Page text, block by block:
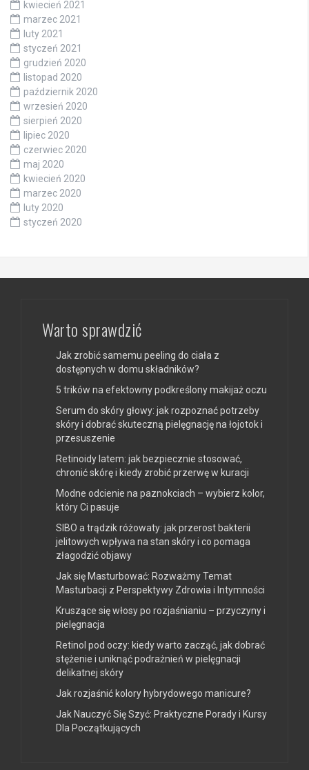
kwiecień 2021
marzec 2021
luty 2021
styczeń 2021
grudzień 2020
listopad 2020
październik 2020
wrzesień 2020
sierpień 2020
lipiec 2020
czerwiec 2020
maj 2020
kwiecień 2020
marzec 2020
luty 2020
styczeń 2020
Warto sprawdzić
Jak zrobić samemu peeling do ciała z
dostępnych w domu składników?
5 trików na efektowny podkreślony makijaż oczu
Serum do skóry głowy: jak rozpoznać potrzeby
skóry i dobrać skuteczną pielęgnację na łojotok i
przesuszenie
Retinoidy latem: jak bezpiecznie stosować,
chronić skórę i kiedy zrobić przerwę w kuracji
Modne odcienie na paznokciach – wybierz kolor,
który Ci pasuje
SIBO a trądzik różowaty: jak przerost bakterii
jelitowych wpływa na stan skóry i co pomaga
złagodzić objawy
Jak się Masturbować: Rozważmy Temat
Masturbacji z Perspektywy Zdrowia i Intymności
Kruszące się włosy po rozjaśnianiu – przyczyny i
pielęgnacja
Retinol pod oczy: kiedy warto zacząć, jak dobrać
stężenie i uniknąć podrażnień w pielęgnacji
delikatnej skóry
Jak rozjaśnić kolory hybrydowego manicure?
Jak Nauczyć Się Szyć: Praktyczne Porady i Kursy
Dla Początkujących